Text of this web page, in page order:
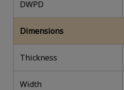
DWPD
Dimensions
Thickness
Width